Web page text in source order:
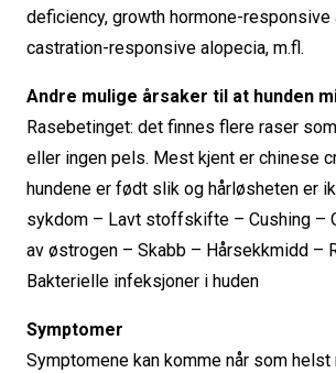
deficiency, growth hormone-responsive
castration-responsive alopecia, m.fl.
Andre mulige årsaker til at hunden
Rasebetinget: det finnes flere raser
eller ingen pels. Mest kjent er chinese
hundene er født slik og hårløsheten er
sykdom – Lavt stoffskifte – Cushing –
av østrogen – Skabb – Hårsekkmidd –
Bakterielle infeksjoner i huden
Symptomer
Symptomene kan komme når som helst